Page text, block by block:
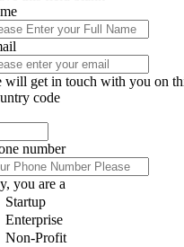
will get in touch with you on
code
number
you are a
Startup
Enterprise
Non-Profit